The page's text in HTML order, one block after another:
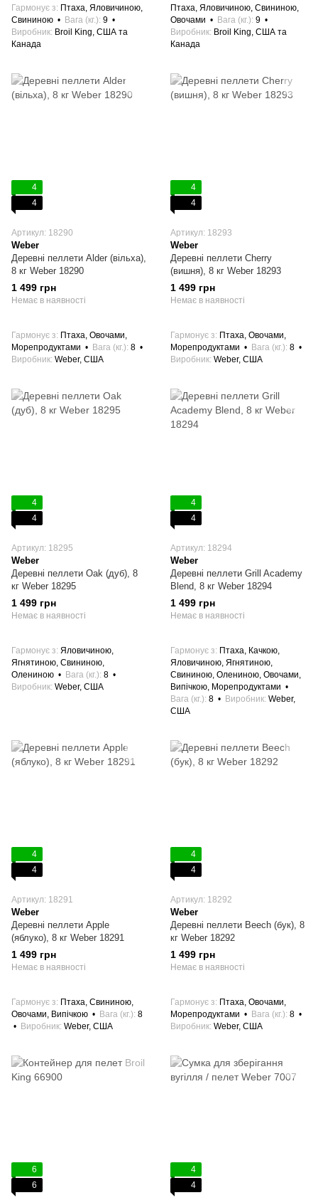
Гармонує з
Птаха, Яловичиною,
Свининою
Вага (кг.) 9
Виробник Broil King, США та
Канада
Птаха, Яловичиною, Свининою,
Овочами
Вага (кг.) 9
Виробник Broil King, США та
Канада
4
4
Артикул: 18290
Weber
Деревні пеллети Alder (вільха),
8 кг Weber 18290
1 499 грн
Немає в наявності
Гармонує з
Птаха, Овочами,
Морепродуктами
Вага (кг.) 8
Виробник Weber, США
4
4
Артикул: 18293
Weber
Деревні пеллети Cherry
(вишня), 8 кг Weber 18293
1 499 грн
Немає в наявності
Гармонує з
Птаха, Овочами,
Морепродуктами
Вага (кг.) 8
Виробник Weber, США
4
4
Артикул: 18295
Weber
Деревні пеллети Oak (дуб), 8
кг Weber 18295
1 499 грн
Немає в наявності
Гармонує з Яловичиною,
Ягнятиною, Свининою,
Олениною
Вага (кг.) 8
Виробник Weber, США
4
4
Артикул: 18294
Weber
Деревні пеллети Grill Academy
Blend, 8 кг Weber 18294
1 499 грн
Немає в наявності
Гармонує з
Птаха, Качкою,
Яловичиною, Ягнятиною,
Свининою, Олениною, Овочами,
Випічкою, Морепродуктами
Вага (кг.) 8 Виробник Weber,
США
4
4
Артикул: 18291
Weber
Деревні пеллети Apple
(яблуко), 8 кг Weber 18291
1 499 грн
Немає в наявності
Гармонує з
Птаха, Свининою,
Овочами, Випічкою
Вага (кг.) 8
Виробник Weber, США
4
4
Артикул: 18292
Weber
Деревні пеллети Beech (бук), 8
кг Weber 18292
1 499 грн
Немає в наявності
Гармонує з
Птаха, Овочами,
Морепродуктами
Вага (кг.) 8
Виробник Weber, США
6
6
4
4